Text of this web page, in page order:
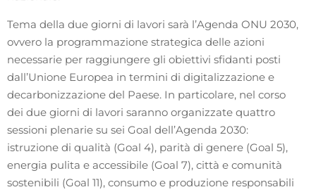
Tema della due giorni di lavori sarà l’Agenda ONU 2030,
ovvero la programmazione strategica delle azioni
necessarie per raggiungere gli obiettivi sfidanti posti
dall’Unione Europea in termini di digitalizzazione e
decarbonizzazione del Paese. In particolare, nel corso
dei due giorni di lavori saranno organizzate quattro
sessioni plenarie su sei Goal dell’Agenda 2030:
istruzione di qualità (Goal 4), parità di genere (Goal 5),
energia pulita e accessibile (Goal 7), città e comunità
sostenibili (Goal 11), consumo e produzione responsabili